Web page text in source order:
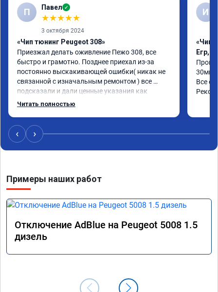
П Павел ✓
★★★★★
3 октября 2024
«Чип тюнинг Peugeot 308»
Приезжал делать оживление Пежо 308, все
быстро и грамотно. Позднее приехал из-за
постоянно выскакивающей ошибки( никак не
связанной с изначальным ремонтом ) все
подсказали и дали ценные указания как
поступить. Категорически рекомендую данную
Читать полностью
И
«Чип
Егр,
30мин.
Все
‹ ›
Примеры наших работ
Отключение AdBlue на Peugeot 5008 1.5
дизель